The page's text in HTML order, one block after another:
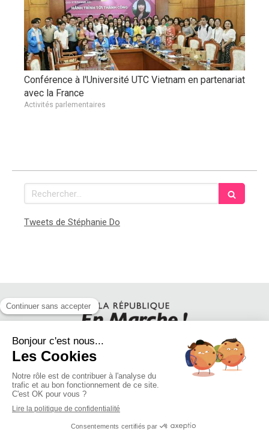
Conférence à l'Université UTC Vietnam en partenariat
avec la France
Activités parlementaires
Rechercher
Tweets de Stéphanie Do
SUIVEZ STEPHANIE DO SUR LES RESEAUX SOCIAUX